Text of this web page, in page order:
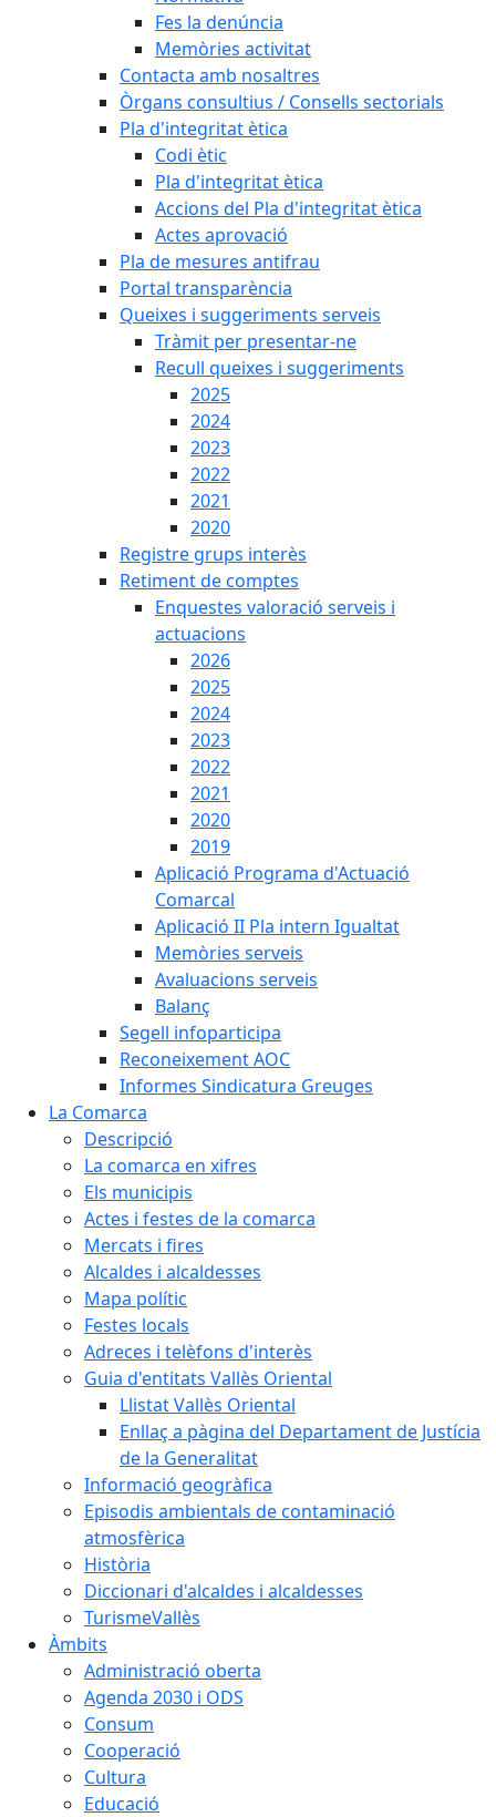
Fes la denúncia
Memòries activitat
Contacta amb nosaltres
Òrgans consultius / Consells sectorials
Pla d'integritat ètica
Codi ètic
Pla d'integritat ètica
Accions del Pla d'integritat ètica
Actes aprovació
Pla de mesures antifrau
Portal transparència
Queixes i suggeriments serveis
Tràmit per presentar-ne
Recull queixes i suggeriments
2025
2024
2023
2022
2021
2020
Registre grups interès
Retiment de comptes
Enquestes valoració serveis i
actuacions
2026
2025
2024
2023
2022
2021
2020
2019
Aplicació Programa d'Actuació
Comarcal
Aplicació II Pla intern Igualtat
Memòries serveis
Avaluacions serveis
Balanç
Segell infoparticipa
Reconeixement AOC
Informes Sindicatura Greuges
La Comarca
Descripció
La comarca en xifres
Els municipis
Actes i festes de la comarca
Mercats i fires
Alcaldes i alcaldesses
Mapa polític
Festes locals
Adreces i telèfons d'interès
Guia d'entitats Vallès Oriental
Llistat Vallès Oriental
Enllaç a pàgina del Departament de Justícia
de la Generalitat
Informació geogràfica
Episodis ambientals de contaminació
atmosfèrica
Història
Diccionari d'alcaldes i alcaldesses
TurismeVallès
Àmbits
Administració oberta
Agenda 2030 i ODS
Consum
Cooperació
Cultura
Educació